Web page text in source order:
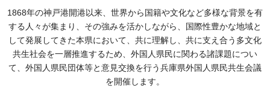
1868年の神戸港開港以来、世界から国籍や文化など多様な背景を有
する人々が集まり、その強みを活かしながら、国際性豊かな地域と
して発展してきた本県において、共に理解し、共に支え合う多文化
共生社会を一層推進するため、外国人県民に関わる諸課題につい
て、外国人県民団体等と意見交換を行う兵庫県外国人県民共生会議
を開催します。